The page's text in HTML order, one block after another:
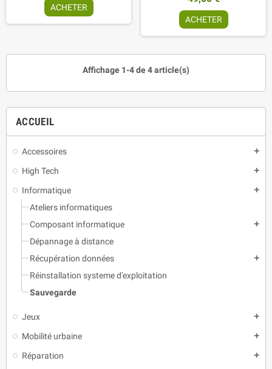
ACCUEIL
Accessoires add
High Tech add
Informatique add
Ateliers informatiques
Composant informatique
add
Dépannage à distance
Récupération données
add
Réinstallation systeme d'exploitation
Sauvegarde
Jeux add
Mobilité urbaine add
Réparation add
ACHETER
ACHETER
Affichage 1-4 de 4 article(s)